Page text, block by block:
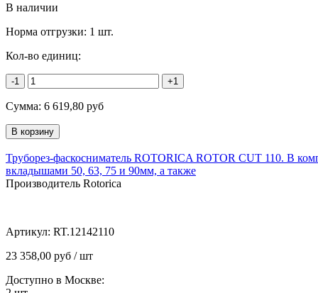
В наличии
Норма отгрузки: 1 шт.
Кол-во единиц:
-1 +1
Сумма: 6 619,80 руб
Труборез-фаскосниматель ROTORICA ROTOR CUT 110. В
вкладышами 50, 63, 75 и 90мм, а также
Производитель Rotorica
Артикул: RT.12142110
23 358,00 руб / шт
Доступно в Москве: